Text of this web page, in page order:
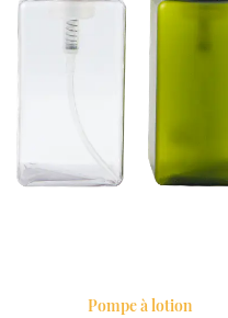
Pompe à lotion